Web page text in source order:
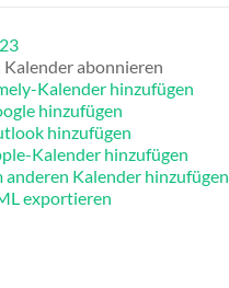
abonnieren
Kalender hinzufügen
hinzufügen
hinzufügen
Kalender hinzufügen
anderen Kalender hinzufügen
exportieren